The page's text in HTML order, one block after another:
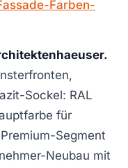
Farben-
Sockel: RAL
für
Segment
Neubau mit